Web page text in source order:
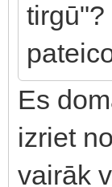
Es
izriet
vairāk